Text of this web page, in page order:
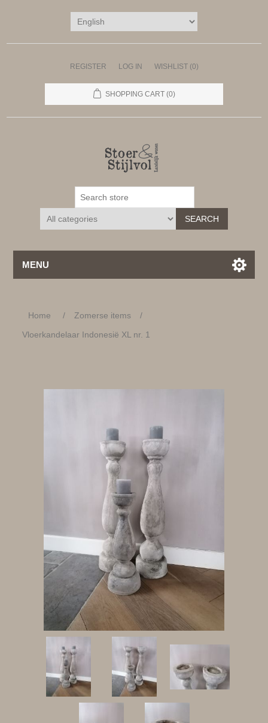
REGISTER LOG IN WISHLIST (0)
SHOPPING CART (0)
SEARCH
MENU
Home / Zomerse items
/
Vloerkandelaar Indonesië XL nr. 1